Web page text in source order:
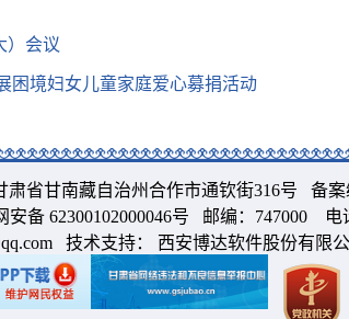
）会议
境妇女儿童家庭爱心募捐活动
省甘南藏自治州合作市通钦街316号 备案
安备 62300102000046号 邮编：747000 电
技术支持： 西安博达软件股份有限